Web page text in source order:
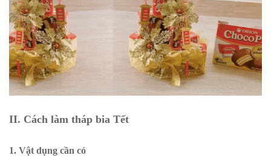
II. Cách làm tháp bia Tết
1. Vật dụng cần có